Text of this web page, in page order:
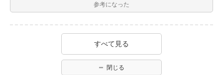
参考になった
すべて見る
閉じる